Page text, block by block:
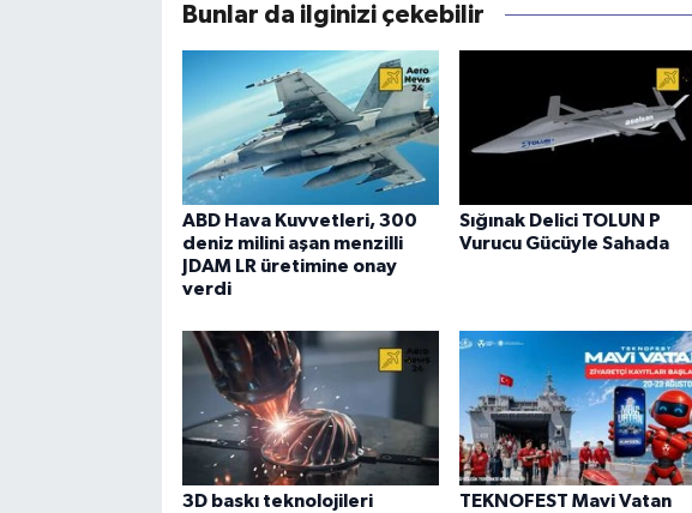
Bunlar da ilginizi çekebilir
ABD Hava Kuvvetleri, 300
deniz milini aşan menzilli
JDAM LR üretimine onay
verdi
Sığınak Delici TOLUN P
Vurucu Gücüyle Sahada
3D baskı teknolojileri
TEKNOFEST Mavi Vatan